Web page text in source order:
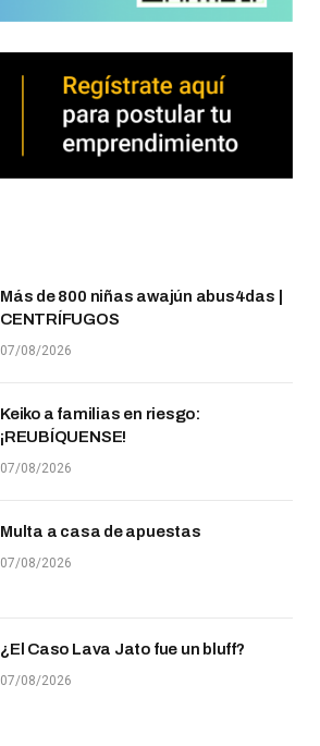
Más de 800 niñas awajún abus4das |
CENTRÍFUGOS
07/08/2026
Keiko a familias en riesgo:
¡REUBÍQUENSE!
07/08/2026
Multa a casa de apuestas
07/08/2026
¿El Caso Lava Jato fue un bluff?
07/08/2026